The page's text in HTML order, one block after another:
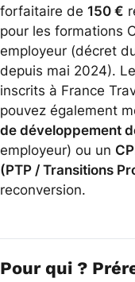
forfaitaire de 150 €
pour les formations
employeur (décret
depuis mai 2024).
inscrits à France
pouvez également
de développement
employeur) ou un
(PTP / Transitions
reconversion.
Pour qui ?